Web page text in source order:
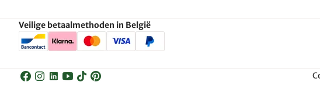
Veilige betaalmethoden in België